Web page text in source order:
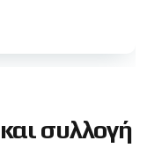
συλλογή